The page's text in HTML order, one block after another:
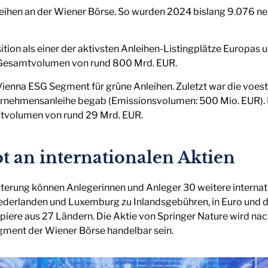
an der Wiener Börse. So wurden 2024 bislang 9.076
als einer der aktivsten Anleihen-Listingplätze Europas
von rund 800 Mrd. EUR.
ESG Segment für grüne Anleihen. Zuletzt war die
begab (Emissionsvolumen: 500 Mio.
von rund 29 Mrd. EUR.
an internationalen Aktien
können Anlegerinnen und Anleger 30 weitere
und Luxemburg zu Inlandsgebühren, in Euro und
aus 27 Ländern. Die Aktie von Springer Nature wird
der Wiener Börse handelbar sein.